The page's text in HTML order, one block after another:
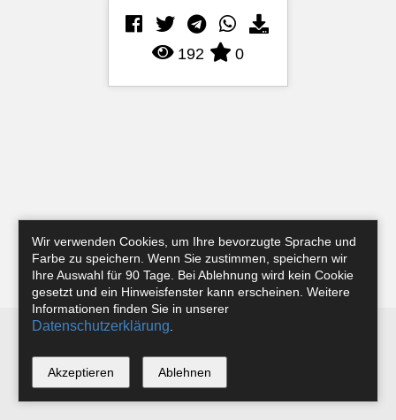
192 0
Instagram
*
Wir verwenden Cookies, um Ihre bevorzugte Sprache und
Farbe zu speichern. Wenn Sie zustimmen, speichern wir
Ihre Auswahl für 90 Tage. Bei Ablehnung wird kein Cookie
gesetzt und ein Hinweisfenster kann erscheinen. Weitere
Informationen finden Sie in unserer
Datenschutzerklärung
Akzeptieren Ablehnen